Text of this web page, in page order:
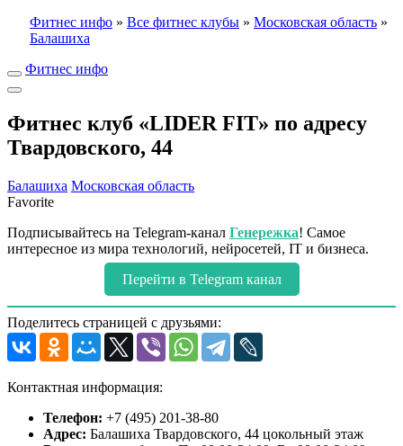
Фитнес инфо » Все фитнес клубы » Московская область »
Балашиха
Фитнес инфо
Фитнес клуб «LIDER FIT» по адресу
Твардовского, 44
Балашиха Московская область
Favorite
Подписывайтесь на Telegram-канал Генережка! Самое
интересное из мира технологий, нейросетей, IT и бизнеса.
Перейти в Telegram канал
Поделитесь страницей с друзьями:
Контактная информация:
Телефон: +7 (495) 201-38-80
Адрес: Балашиха Твардовского, 44 цокольный этаж